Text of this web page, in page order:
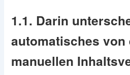
1.1. Darin
automatisches von
manuellen